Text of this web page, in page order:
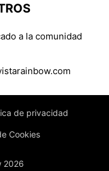
a la comunidad
de privacidad
Cookies
2026